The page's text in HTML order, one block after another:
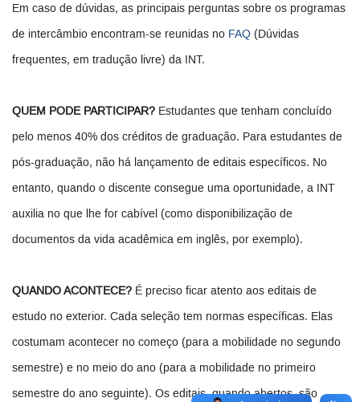
Em caso de dúvidas, as principais perguntas sobre os programas
de intercâmbio encontram-se reunidas no FAQ (Dúvidas
frequentes, em tradução livre) da INT.
QUEM PODE PARTICIPAR? Estudantes que tenham concluído
pelo menos 40% dos créditos de graduação. Para estudantes de
pós-graduação, não há lançamento de editais específicos. No
entanto, quando o discente consegue uma oportunidade, a INT
auxilia no que lhe for cabível (como disponibilização de
documentos da vida acadêmica em inglês, por exemplo).
QUANDO ACONTECE? É preciso ficar atento aos editais de
estudo no exterior. Cada seleção tem normas específicas. Elas
costumam acontecer no começo (para a mobilidade no segundo
semestre) e no meio do ano (para a mobilidade no primeiro
semestre do ano seguinte). Os editais, quando abertos, são